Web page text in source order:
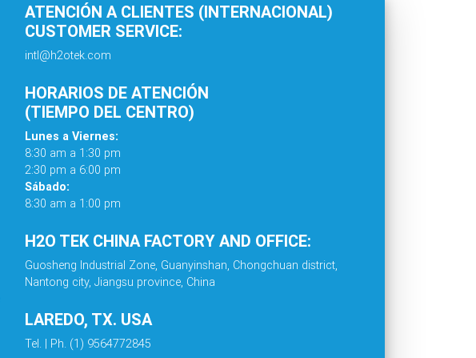
ATENCIÓN A CLIENTES (INTERNACIONAL)
CUSTOMER SERVICE:
intl@h2otek.com
HORARIOS DE ATENCIÓN
(TIEMPO DEL CENTRO)
Lunes a Viernes:
8:30 am a 1:30 pm
2:30 pm a 6:00 pm
Sábado:
8:30 am a 1:00 pm
H2O TEK CHINA FACTORY AND OFFICE:
Guosheng Industrial Zone, Guanyinshan, Chongchuan district,
Nantong city, Jiangsu province, China
LAREDO, TX. USA
Tel. | Ph. (1) 9564772845